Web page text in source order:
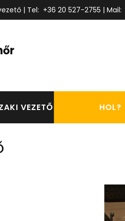
| Tel: +36 20 527-2755 | Mail:
VEZETŐ HOL?